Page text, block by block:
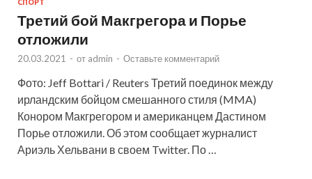
СПОРТ
Третий бой Макгрегора и Порье
отложили
20.03.2021 - от admin - Оставьте комментарий
Фото: Jeff Bottari / Reuters Третий поединок между
ирландским бойцом смешанного стиля (MMA)
Конором Макгрегором и американцем Дастином
Порье отложили. Об этом сообщает журналист
Ариэль Хельвани в своем Twitter. По …